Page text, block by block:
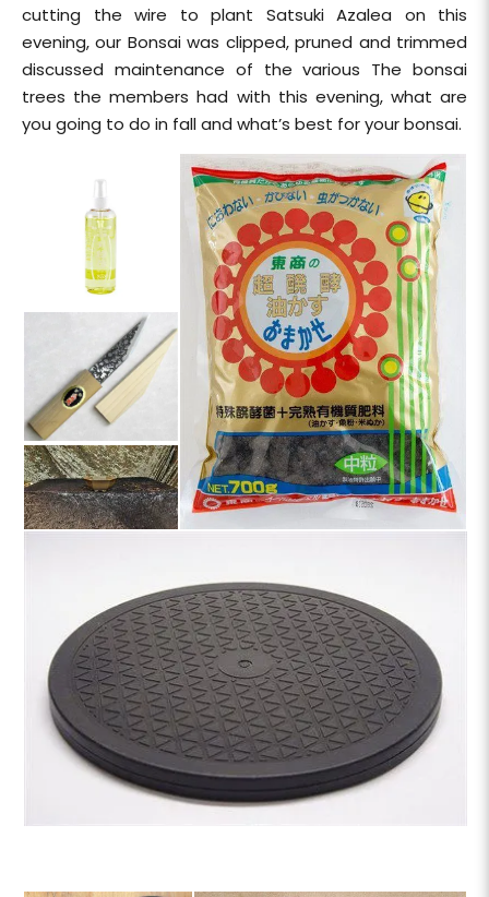
cutting the wire to plant Satsuki Azalea on this
evening, our Bonsai was clipped, pruned and trimmed
discussed maintenance of the various The bonsai
trees the members had with this evening, what are
you going to do in fall and what’s best for your bonsai.